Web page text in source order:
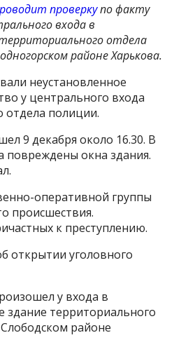
проверкупо факту
входа в
отдела
районе Харькова.
неустановленное
у центрального входа
отдела полиции.
9 декабря около 16.30. В
повреждены окна здания.
оперативной группы
происшествия.
к преступлению.
открытии уголовного
у входа в
здание территориального
районе